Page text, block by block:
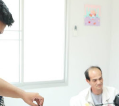
AQRFC ครั้งที่ 17 เดินหน้าขับ
อิงอาเซียน มุ่งยกระดับมาตรฐาน